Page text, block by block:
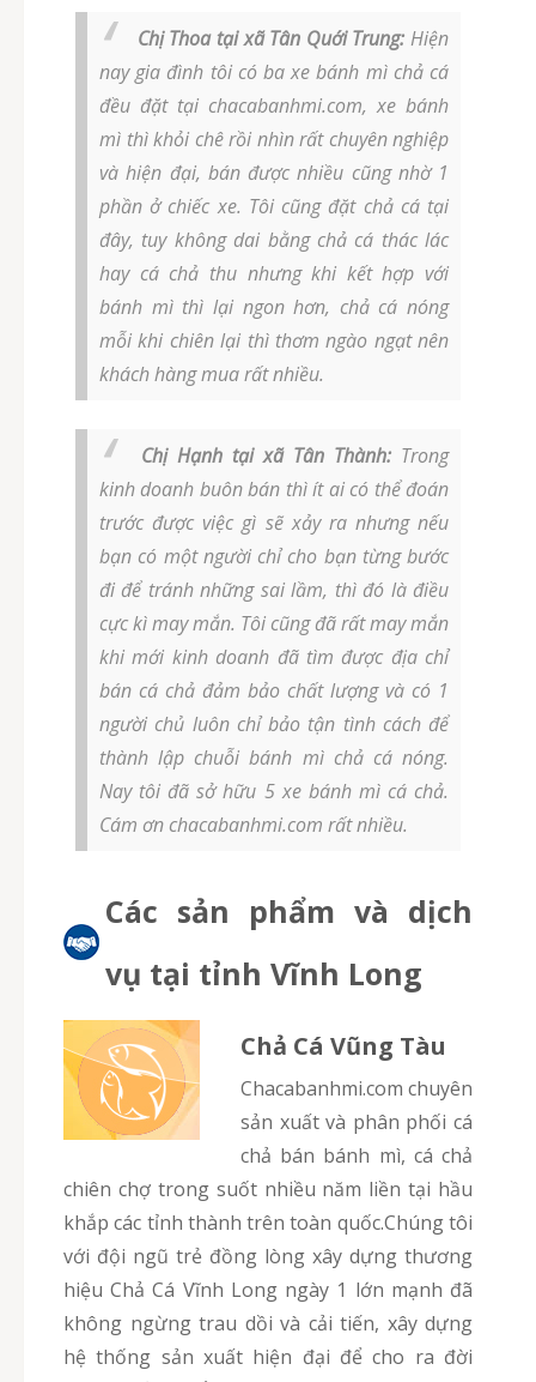
Chị Thoa tại xã Tân Quới Trung: Hiện
nay gia đình tôi có ba xe bánh mì chả cá
đều đặt tại chacabanhmi.com, xe bánh
mì thì khỏi chê rồi nhìn rất chuyên nghiệp
và hiện đại, bán được nhiều cũng nhờ 1
phần ở chiếc xe. Tôi cũng đặt chả cá tại
đây, tuy không dai bằng chả cá thác lác
hay cá chả thu nhưng khi kết hợp với
bánh mì thì lại ngon hơn, chả cá nóng
mỗi khi chiên lại thì thơm ngào ngạt nên
khách hàng mua rất nhiều.
Chị Hạnh tại xã Tân Thành: Trong
kinh doanh buôn bán thì ít ai có thể đoán
trước được việc gì sẽ xảy ra nhưng nếu
bạn có một người chỉ cho bạn từng bước
đi để tránh những sai lầm, thì đó là điều
cực kì may mắn. Tôi cũng đã rất may mắn
khi mới kinh doanh đã tìm được địa chỉ
bán cá chả đảm bảo chất lượng và có 1
người chủ luôn chỉ bảo tận tình cách để
thành lập chuỗi bánh mì chả cá nóng.
Nay tôi đã sở hữu 5 xe bánh mì cá chả.
Cám ơn chacabanhmi.com rất nhiều.
Các sản phẩm và dịch
vụ tại tỉnh Vĩnh Long
Chả Cá Vũng Tàu
chacabanhmi.com chuyên
sản xuất và phân phối cá
chả bán bánh mì, cá chả
chiên chợ trong suốt nhiều năm liền tại hầu
khắp các tỉnh thành trên toàn quốc.Chúng tôi
với đội ngũ trẻ đồng lòng xây dựng thương
hiệu Chả Cá Vĩnh Long ngày 1 lớn mạnh đã
không ngừng trau dồi và cải tiến, xây dựng
hệ thống sản xuất hiện đại để cho ra đời